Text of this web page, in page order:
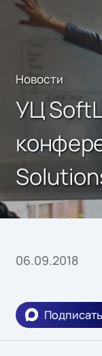
Новости
УЦ
06.09.2018